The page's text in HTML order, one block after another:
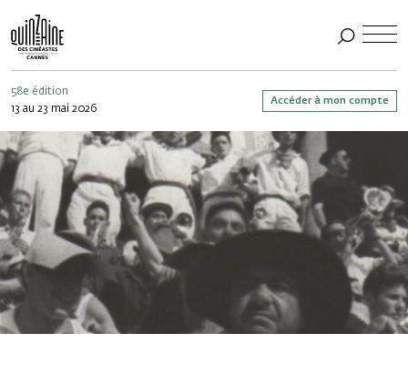
58e édition
13 au 23 mai 2026
Accéder à mon compte